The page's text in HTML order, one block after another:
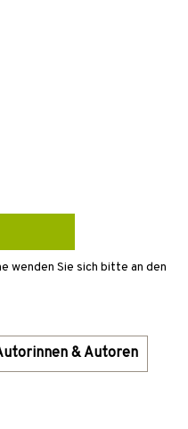
wenden Sie sich bitte an den
& Autoren